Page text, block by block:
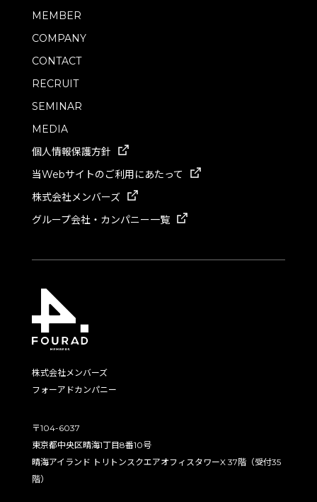
株式会社メンバーズ
フォーアドカンパニー
〒104-6037
東京都中央区晴海1丁目8番10号
晴海アイランド トリトンスクエアオフィスタワーX 37階（受付35
階）
MEMBER
COMPANY
CONTACT
RECRUIT
SEMINAR
MEDIA
個人情報保護方針
当Webサイトのご利用にあたって
株式会社メンバーズ
グループ会社・カンパニー一覧